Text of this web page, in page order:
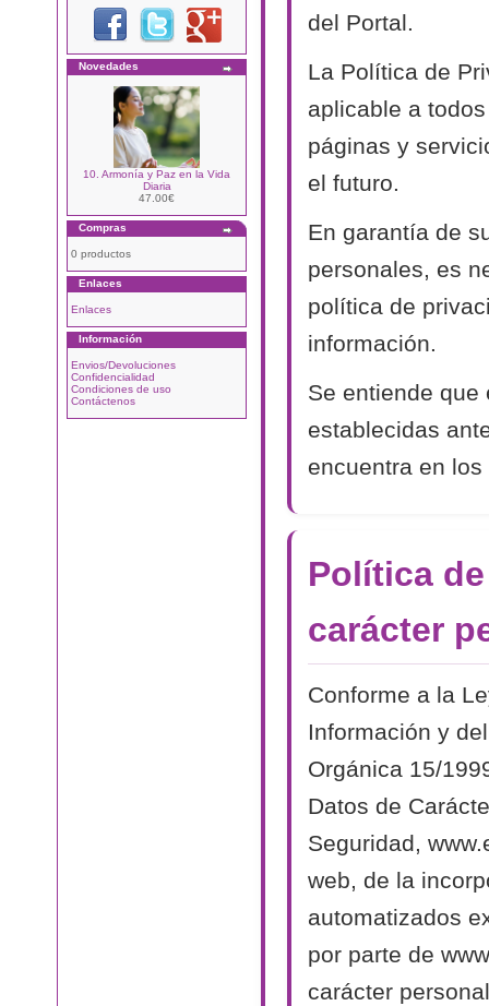
Novedades
10. Armonía y Paz en la Vida
Diaria
47.00€
Compras
0 productos
Enlaces
Enlaces
Información
Envios/Devoluciones
Confidencialidad
Condiciones de uso
Contáctenos
del Portal.
La Política de
aplicable a
páginas y
el futuro.
En garantía de
personales, es
política de
información.
Se entiende
establecidas
encuentra en
Política
carácter
Conforme a la
Información y
Orgánica 15/
Datos de
Seguridad,
web, de la
automatizados
por parte de
carácter